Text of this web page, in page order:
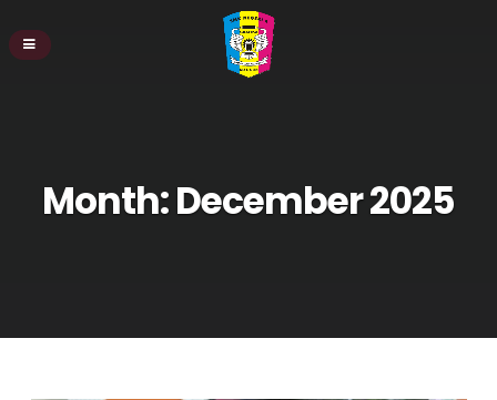
Month:December 2025